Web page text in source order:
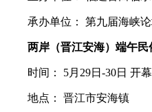
承办单位： 第九届海峡论
两岸（晋江安海）端午民
时间： 5月29日-30日 开幕
地点： 晋江市安海镇